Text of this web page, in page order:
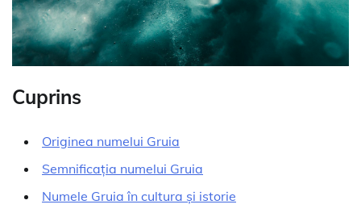
Cuprins
Originea numelui Gruia
Semnificația numelui Gruia
Numele Gruia în cultura și istorie